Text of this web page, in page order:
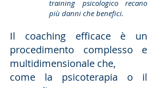
training psicologico recano
più danni che benefici.
Il coaching efficace è un
procedimento complesso e
multidimensionale che,
come la psicoterapia o il